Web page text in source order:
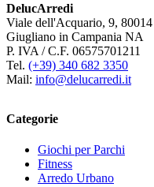
DelucArredi
Viale dell'Acquario, 9, 80014
Giugliano in Campania NA
P. IVA / C.F. 06575701211
Tel. (+39) 340 682 3350
Mail: info@delucarredi.it
Categorie
Giochi per Parchi
Fitness
Arredo Urbano